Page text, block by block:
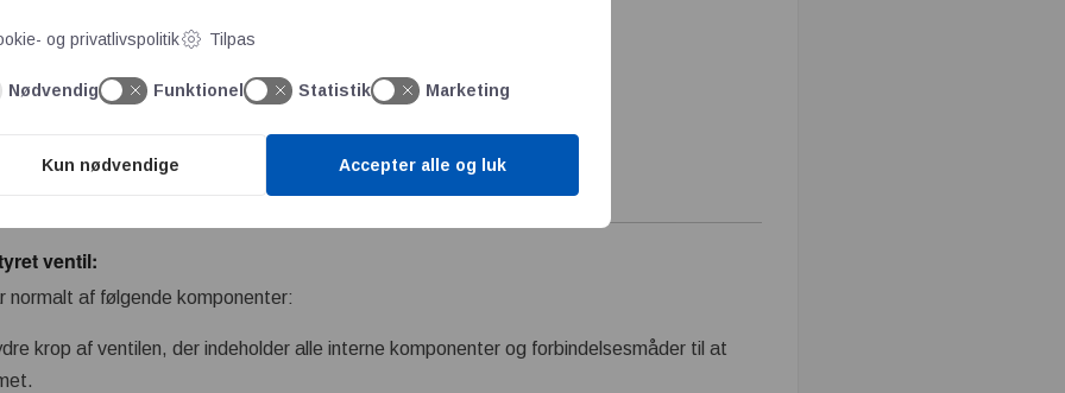
og profil her
ventil:
normalt af følgende komponenter:
krop af ventilen, der indeholder alle interne komponenter og forbindelsesmåder til at
og privatlivspolitik Tilpas
Nødvendig Funktionel Statistik Marketing
Kun nødvendige Accepter alle og luk